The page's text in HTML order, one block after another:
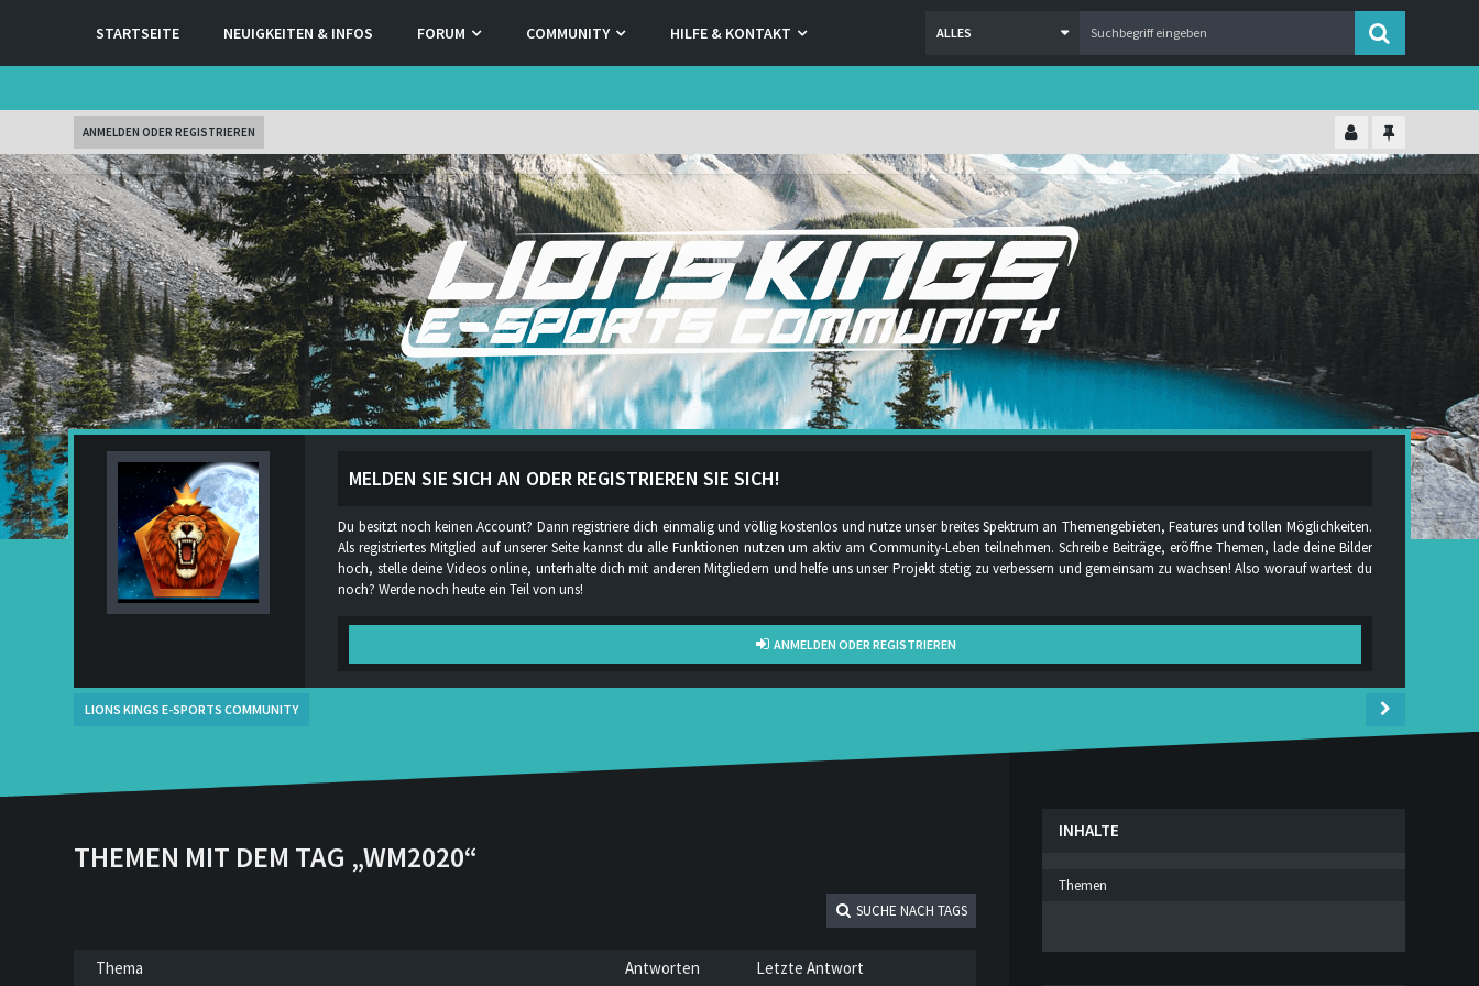
STARTSEITE NEUIGKEITEN & INFOS FORUM COMMUNITY HILFE & KONTAKT ALLES
ANMELDEN ODER REGISTRIEREN
MELDEN SIE SICH AN ODER REGISTRIEREN SIE SICH!
Du besitzt noch keinen Account? Dann registriere dich einmalig und völlig kostenlos und nutze unser breites Spektrum an Themengebieten, Features und tollen Möglichkeiten.
Als registriertes Mitglied auf unserer Seite kannst du alle Funktionen nutzen um aktiv am Community-Leben teilnehmen. Schreibe Beiträge, eröffne Themen, lade deine Bilder
hoch, stelle deine Videos online, unterhalte dich mit anderen Mitgliedern und helfe uns unser Projekt stetig zu verbessern und gemeinsam zu wachsen! Also worauf wartest du
noch? Werde noch heute ein Teil von uns!
ANMELDEN ODER REGISTRIEREN
LIONS KINGS E-SPORTS COMMUNITY
THEMEN MIT DEM TAG „WM2020“
SUCHE NACH TAGS
Thema Antworten
Letzte Antwort
INHALTE
Themen